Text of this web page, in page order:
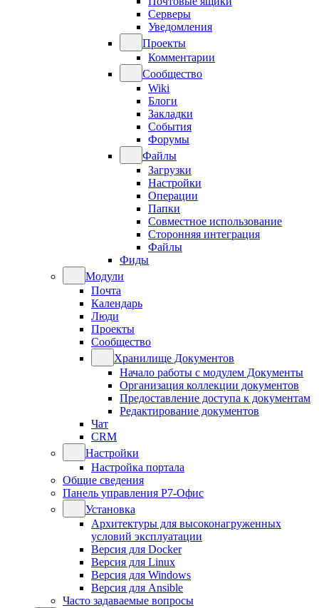
Серверы
Уведомления
Проекты
Комментарии
Сообщество
Wiki
Блоги
Закладки
События
Форумы
Файлы
Загрузки
Настройки
Операции
Папки
Совместное использование
Сторонняя интеграция
Файлы
Фиды
Модули
Почта
Календарь
Люди
Проекты
Сообщество
Хранилище Документов
Начало работы с модулем Документы
Организация коллекции документов
Предоставление доступа к документам
Редактирование документов
Чат
CRM
Настройки
Настройка портала
Общие сведения
Панель управления Р7-Офис
Установка
Архитектуры для высоконагруженных
условий эксплуатации
Версия для Docker
Версия для Linux
Версия для Windows
Версия для Ansible
Часто задаваемые вопросы